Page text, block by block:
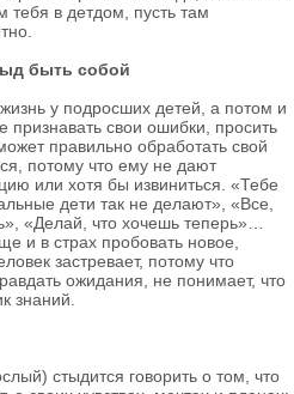
тебя в детдом, пусть там
быть собой
у подросших детей, а потом и
признавать свои ошибки, просить
правильно обработать свой
потому что ему не дают
или хотя бы извиниться. «Тебе
дети так не делают», «Все,
«Делай, что хочешь теперь»…
и в страх пробовать новое,
застревает, потому что
ожидания, не понимает, что
знаний.
стыдится говорить о том, что